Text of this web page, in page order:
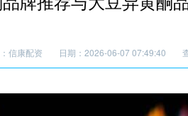
信康配资 日期：2026-06-07 07:49:40